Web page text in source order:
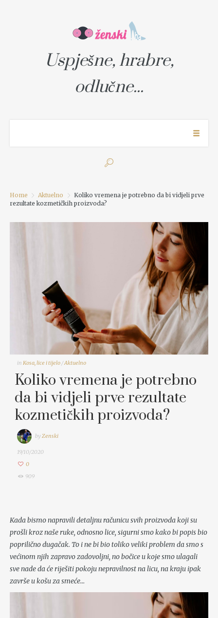
Uspješne, hrabre,
odlučne...
Home Aktuelno
Koliko vremena je potrebno da bi vidjeli prve
rezultate kozmetičkih proizvoda?
in Kosa, lice i tijelo/Aktuelno
Koliko vremena je potrebno
da bi vidjeli prve rezultate
kozmetičkih proizvoda?
byZenski
19/10/2020
0
909
Kada bismo napravili detaljnu računicu svih proizvoda koji su
prošli kroz naše ruke, odnosno lice, sigurni smo kako bi popis bio
poprilično dugačak. To i ne bi bio toliko veliki problem da smo s
većinom njih zapravo zadovoljni, no bočice u koje smo ulagali
sve nade da će riješiti pokoju nepravilnost na licu, na kraju ipak
završe u košu za smeće…